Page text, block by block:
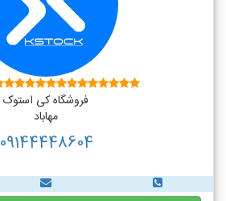
فروشگاه کی استوک
مهاباد
09144448604